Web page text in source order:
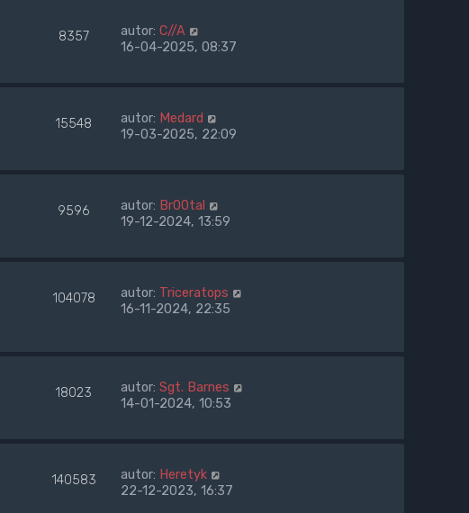
8357 autor: C//A
16-04-2025, 08:37
15548 autor: Medard
19-03-2025, 22:09
9596 autor: Br00tal
19-12-2024, 13:59
104078 autor: Triceratops
16-11-2024, 22:35
18023 autor: Sgt. Barnes
14-01-2024, 10:53
140583 autor: Heretyk
22-12-2023, 16:37